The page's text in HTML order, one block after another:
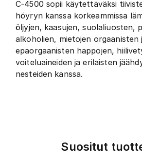
C-4500 sopii käytettäväksi
höyryn kanssa korkeammissa
öljyjen, kaasujen, suolaliuosten,
alkoholien, mietojen orgaanisten
epäorgaanisten happojen,
voiteluaineiden ja erilaisten
nesteiden kanssa.
Suositut